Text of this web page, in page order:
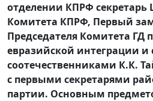
отделении КПРФ секретарь
Комитета КПРФ, Первый
Председателя Комитета ГД
евразийской интеграции и
соотечественниками К.К.
с первыми секретарями
партии. Основным